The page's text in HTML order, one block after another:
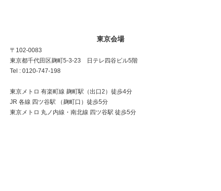
東京会場
〒102-0083
東京都千代田区麹町5-3-23 日テレ四谷ビル5階
Tel : 0120-747-198
東京メトロ 有楽町線 麹町駅（出口2）徒歩4分
JR 各線 四ツ谷駅 （麹町口）徒歩5分
東京メトロ 丸ノ内線・南北線 四ツ谷駅 徒歩5分